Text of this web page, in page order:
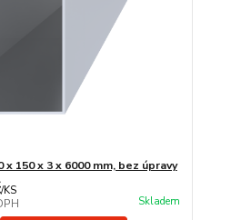
x 150 x 3 x 6000 mm, bez úpravy
/KS
Skladem